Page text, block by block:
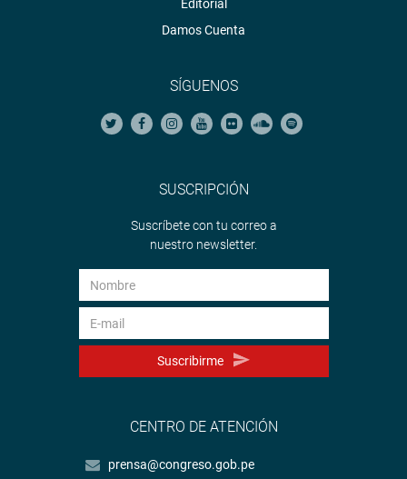
Editorial
Damos Cuenta
SÍGUENOS
SUSCRIPCIÓN
Suscríbete con tu correo a
nuestro newsletter.
Suscribirme
CENTRO DE ATENCIÓN
prensa@congreso.gob.pe